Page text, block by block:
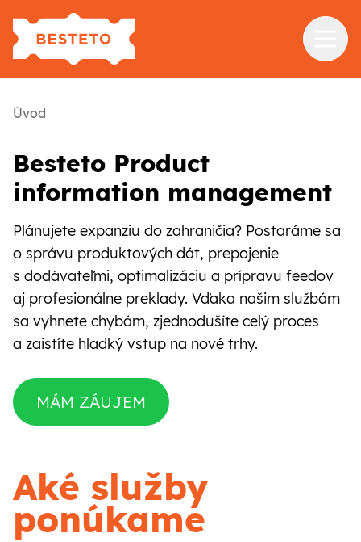
Referencie
Blog
O nás
Kontakt
Úvod
Besteto Product
information management
Plánujete expanziu do zahraničia? Postaráme sa
o správu produktových dát, prepojenie
s dodávateľmi, optimalizáciu a prípravu feedov
aj profesionálne preklady. Vďaka našim službám
sa vyhnete chybám, zjednodušíte celý proces
a zaistíte hladký vstup na nové trhy.
MÁM ZÁUJEM
Aké služby
ponúkame